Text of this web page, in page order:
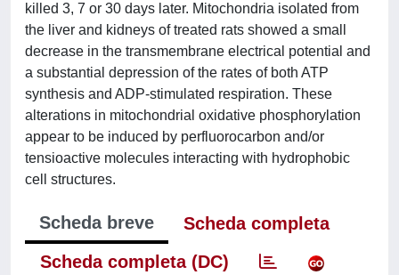
killed 3, 7 or 30 days later. Mitochondria isolated from
the liver and kidneys of treated rats showed a small
decrease in the transmembrane electrical potential and
a substantial depression of the rates of both ATP
synthesis and ADP-stimulated respiration. These
alterations in mitochondrial oxidative phosphorylation
appear to be induced by perfluorocarbon and/or
tensioactive molecules interacting with hydrophobic
cell structures.
Scheda breve
Scheda completa
Scheda completa (DC)